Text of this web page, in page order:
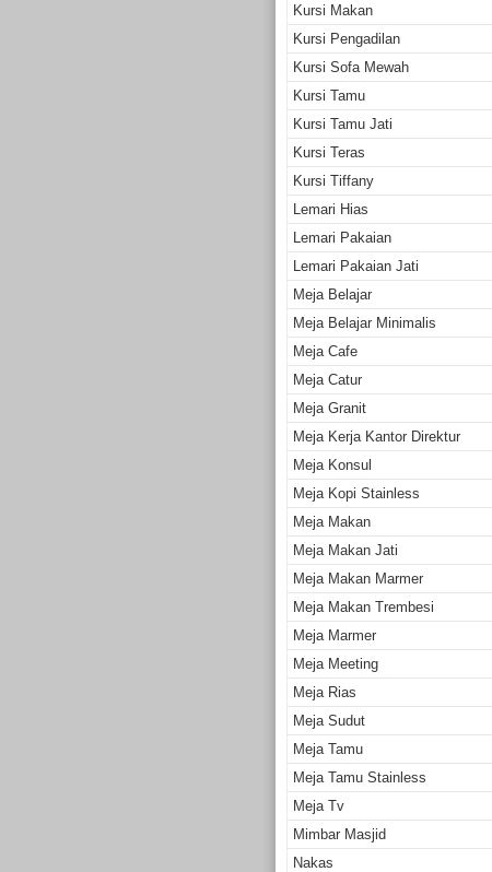
Kursi Makan
Kursi Pengadilan
Kursi Sofa Mewah
Kursi Tamu
Kursi Tamu Jati
Kursi Teras
Kursi Tiffany
Lemari Hias
Lemari Pakaian
Lemari Pakaian Jati
Meja Belajar
Meja Belajar Minimalis
Meja Cafe
Meja Catur
Meja Granit
Meja Kerja Kantor Direktur
Meja Konsul
Meja Kopi Stainless
Meja Makan
Meja Makan Jati
Meja Makan Marmer
Meja Makan Trembesi
Meja Marmer
Meja Meeting
Meja Rias
Meja Sudut
Meja Tamu
Meja Tamu Stainless
Meja Tv
Mimbar Masjid
Nakas